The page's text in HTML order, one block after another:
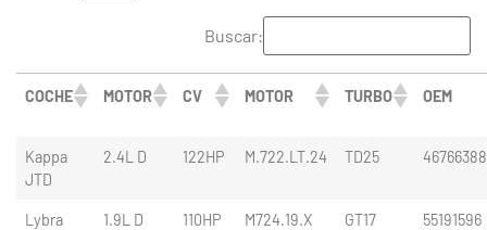
Buscar:
COCHE MOTOR CV MOTOR TURBO OEM
Kappa
JTD
2.4L D 122HP M.722.LT.24 TD25
Lybra
1.9L D 110HP
M724.19.X
GT17
55191596